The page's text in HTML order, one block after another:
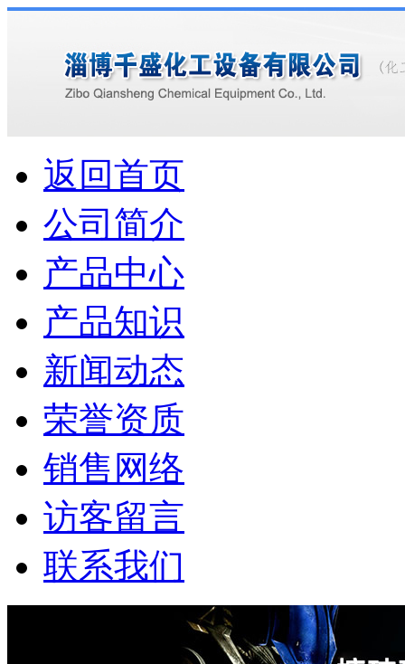
返回首页
公司简介
产品中心
产品知识
新闻动态
荣誉资质
销售网络
访客留言
联系我们